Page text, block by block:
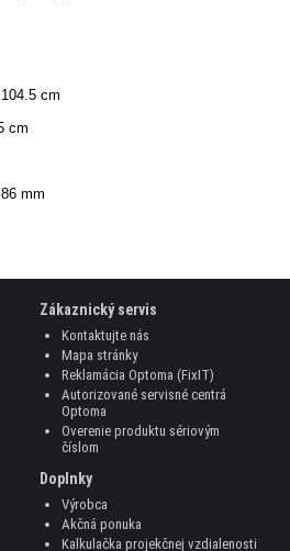
cm
cm
mm
Zákaznický servis
Kontaktujte nás
Mapa stránky
Reklamácia Optoma (FixIT)
Autorizované servisné centrá
Optoma
Overenie produktu sériovým
číslom
Doplnky
Výrobca
Akčná ponuka
Kalkulačka projekčnej vzdialenosti